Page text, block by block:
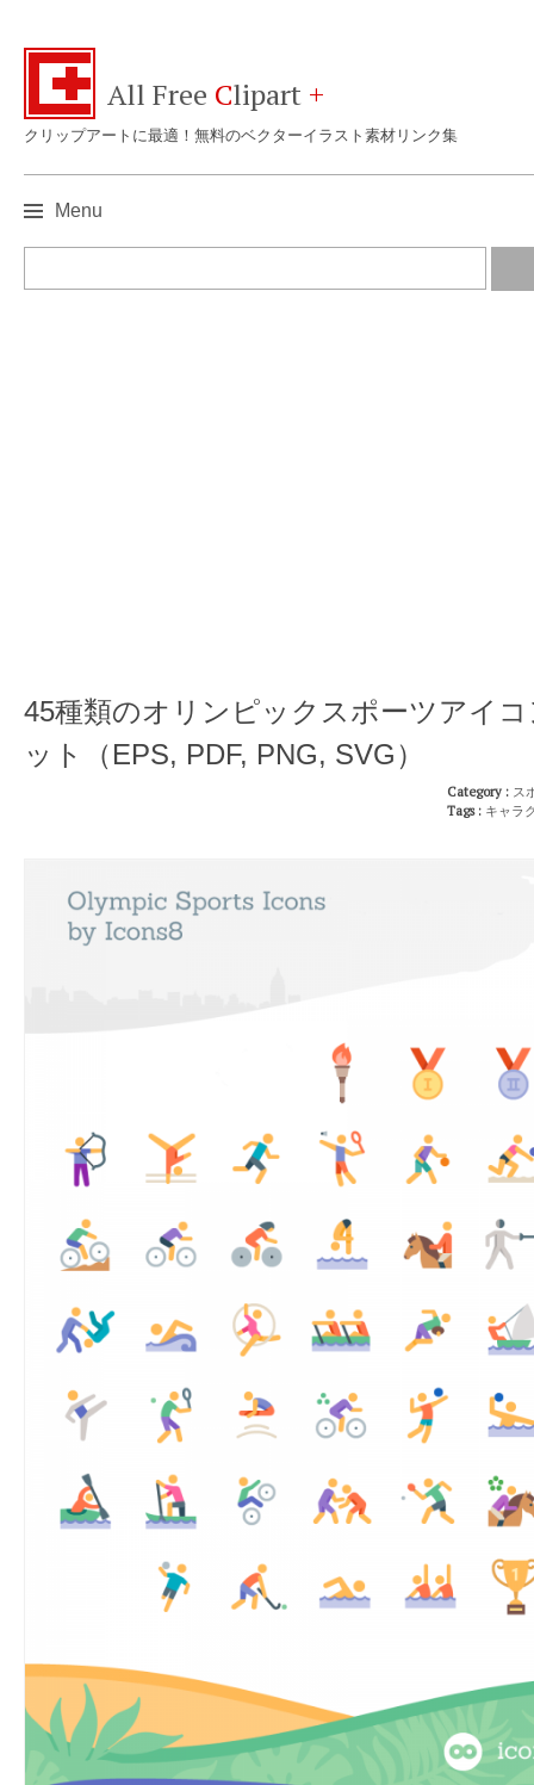
All Free Clipart +
クリップアートに最適！無料のベクターイラスト素材リンク集
Menu
45種類のオリンピックスポーツアイ
ット（EPS, PDF, PNG, SVG）
Category : ス
Tags : キャラ